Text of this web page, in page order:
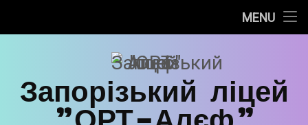
MENU
Прозорість та інформаційна відкритість
Безпечне освітнє середовище
Запорізький ліцей
"ОРТ-Алєф"